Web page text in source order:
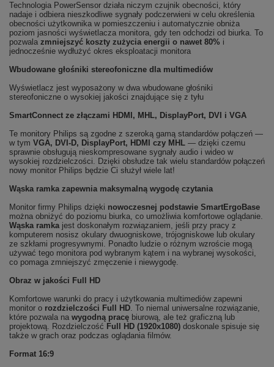
Technologia PowerSensor działa niczym czujnik obecności, który
nadaje i odbiera nieszkodliwe sygnały podczerwieni w celu określenia
obecności użytkownika w pomieszczeniu i automatycznie obniża
poziom jasności wyświetlacza monitora, gdy ten odchodzi od biurka. To
pozwala zmniejszyć koszty zużycia energii o nawet 80% i
jednocześnie wydłużyć okres eksploatacji monitora
Wbudowane głośniki stereofoniczne dla multimediów
Wyświetlacz jest wyposażony w dwa wbudowane głośniki
stereofoniczne o wysokiej jakości znajdujące się z tyłu
SmartConnect ze złączami HDMI, MHL, DisplayPort, DVI i VGA
Te monitory Philips są zgodne z szeroką gamą standardów połączeń —
w tym VGA, DVI-D, DisplayPort, HDMI czy MHL — dzięki czemu
sprawnie obsługują nieskompresowane sygnały audio i wideo w
wysokiej rozdzielczości. Dzięki obsłudze tak wielu standardów połączeń
nowy monitor Philips będzie Ci służył wiele lat!
Wąska ramka zapewnia maksymalną wygodę czytania
Monitor firmy Philips dzięki nowoczesnej podstawie SmartErgoBase
można obniżyć do poziomu biurka, co umożliwia komfortowe oglądanie.
Wąska ramkajest doskonałym rozwiązaniem, jeśli przy pracy z
komputerem nosisz okulary dwuogniskowe, trójogniskowe lub okulary
ze szkłami progresywnymi. Ponadto ludzie o różnym wzroście mogą
używać tego monitora pod wybranym kątem i na wybranej wysokości,
co pomaga zmniejszyć zmęczenie i niewygodę.
Obraz w jakości Full HD
Komfortowe warunki do pracy i użytkowania multimediów zapewni
monitor o rozdzielczości Full HD. To niemal uniwersalne rozwiązanie,
które pozwala na wygodną pracę biurową, ale też graficzną lub
projektową. Rozdzielczość Full HD (1920x1080) doskonale spisuje się
także w grach oraz podczas oglądania filmów.
Format 16:9